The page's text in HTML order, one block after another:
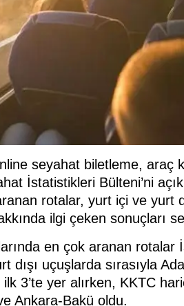
seyahat biletleme, araç
İstatistikleri Bülteni’ni
rotalar, yurt içi ve yurt
ilgi çeken sonuçları
en çok aranan
dışı uçuşlarda sırasıyla
ilk 3’te yer alırken, KKTC
Ankara-Bakü oldu.